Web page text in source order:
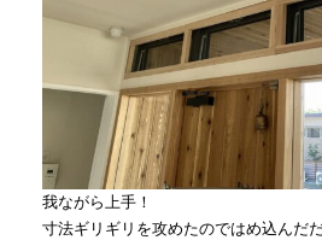
我ながら上手！
寸法ギリギリを攻めたのではめ込んだ